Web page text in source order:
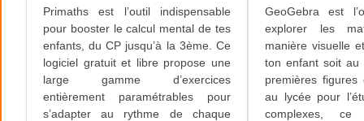
Primaths est l’outil indispensable
pour booster le calcul mental de tes
enfants, du CP jusqu’à la 3ème. Ce
logiciel gratuit et libre propose une
large gamme d’exercices
entièrement paramétrables pour
s’adapter au rythme de chaque
GeoGebra est
explorer les
manière visuelle
ton enfant soit au
premières
au lycée pour
complexes, ce